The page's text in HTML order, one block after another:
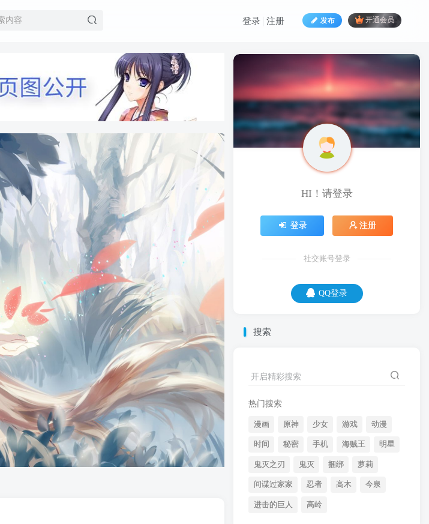
发布 开通会员
登录 注册
HI！请登录
登录 注册
社交账号登录
QQ登录
搜索
开启精彩搜索
热门搜索
漫画 原神 少女 游戏 动漫
时间 秘密 手机 海贼王 明星
鬼灭之刃 鬼灭 捆绑 萝莉
间谍过家家 忍者 高木 今泉
进击的巨人 高岭
HI！请登录
登录 注册
社交账号登录
QQ登录
你就算失败了99次，也要再努力一次，凑